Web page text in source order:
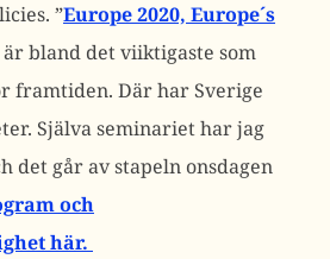
”Europe 2020, Europe´s
är bland det viiktigaste som
framtiden. Där har Sverige
Själva seminariet har jag
det går av stapeln onsdagen
och
här.